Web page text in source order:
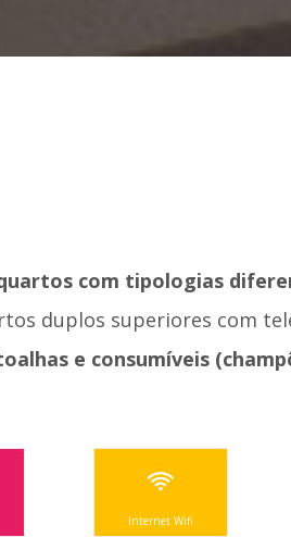
com tipologias
duplos superiores com
e consumíveis
Internet Wifi